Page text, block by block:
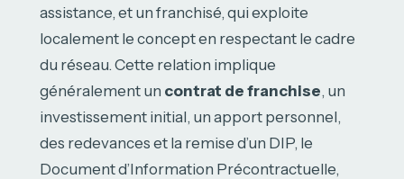
assistance, et un franchisé, qui exploite
localement le concept en respectant le cadre
du réseau. Cette relation implique
généralement un contrat de franchise, un
investissement initial, un apport personnel,
des redevances et la remise d’un DIP, le
Document d’Information Précontractuelle,